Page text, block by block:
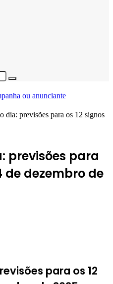
Procurar
dia: previsões para os 12 signos
previsões para
de dezembro de
para os 12